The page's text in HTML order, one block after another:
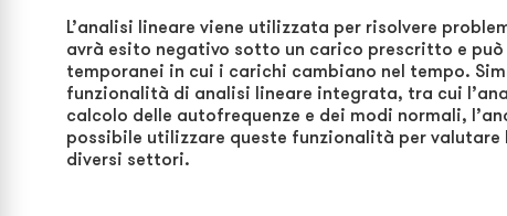
L’analisi lineare viene utilizzata per risolvere
avrà esito negativo sotto un carico prescritto e
temporanei in cui i carichi cambiano nel tempo.
funzionalità di analisi lineare integrata, tra cui
calcolo delle autofrequenze e dei modi normali,
possibile utilizzare queste funzionalità per
diversi settori.